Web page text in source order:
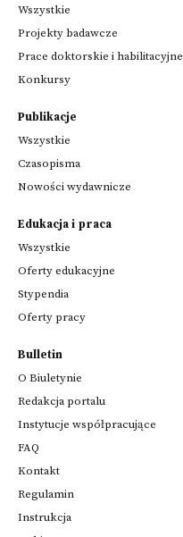
Wszystkie
Projekty badawcze
Prace doktorskie i habilitacyjne
Konkursy
Publikacje
Wszystkie
Czasopisma
Nowości wydawnicze
Edukacja i praca
Wszystkie
Oferty edukacyjne
Stypendia
Oferty pracy
Bulletin
O Biuletynie
Redakcja portalu
Instytucje współpracujące
FAQ
Kontakt
Regulamin
Instrukcja